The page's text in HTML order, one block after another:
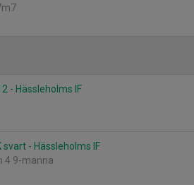
- Hässleholms IF
svart - Hässleholms IF
4 9-manna